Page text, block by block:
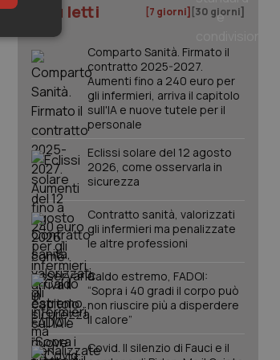
I più letti [7 giorni] [30 giorni]
Comparto Sanità. Firmato il
contratto 2025-2027.
Aumenti fino a 240 euro per
gli infermieri, arriva il capitolo
sull'IA e nuove tutele per il
personale
Eclissi solare del 12 agosto
2026, come osservarla in
sicurezza
Contratto sanità, valorizzati
gli infermieri ma penalizzate
le altre professioni
Caldo estremo, FADOI:
“Sopra i 40 gradi il corpo può
non riuscire più a disperdere
il calore”
Covid. Il silenzio di Fauci e il